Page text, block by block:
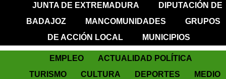
JUNTA DE EXTREMADURA
DIPUTACIÓN DE
BADAJOZ
MANCOMUNIDADES
GRUPOS
DE ACCIÓN LOCAL
MUNICIPIOS
EMPLEO
ACTUALIDAD POLÍTICA
TURISMO
CULTURA DEPORTES
MEDIO